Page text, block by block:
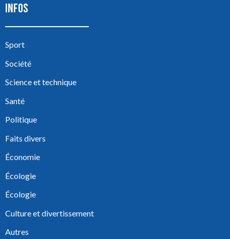
INFOS
Sport
Société
Science et technique
Santé
Politique
Faits divers
Économie
Écologie
Écologie
Culture et divertissement
Autres